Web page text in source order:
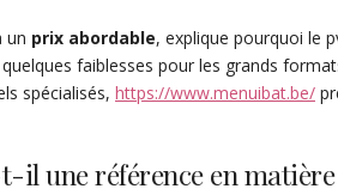
un prix abordable, explique pourquoi le
faiblesses pour les grands
spécialisés, https://www.menuibat.be/
il une référence en matière